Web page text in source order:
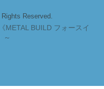
Reserved.
METAL BUILD フォースイ
～